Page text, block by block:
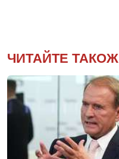
ЧИТАЙТЕ ТАКОЖ